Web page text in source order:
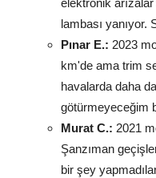
elektronik
lambası yanıyor.
Pınar E.: 2023
km'de ama trim
havalarda daha
götürmeyeceğim
Murat C.: 2021
Şanzıman
bir şey